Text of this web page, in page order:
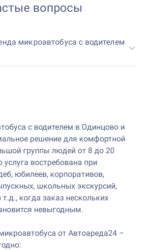
вопросы
микроавтобуса с водителем
с водителем в Одинцово и
решение для комфортной
группы людей от 8 до 20
востребована при
юбилеев, корпоративов,
школьных экскурсий,
т.д., когда заказ нескольких
невыгодным.
от Автоареда24 –